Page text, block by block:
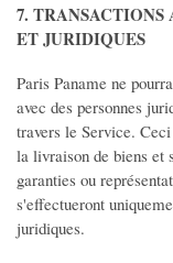
7. TRANSACTIONS
ET JURIDIQUES
Paris Paname ne
avec des personnes
travers le Service.
la livraison de biens et
garanties ou
s'effectueront
juridiques.